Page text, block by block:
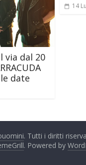
via dal 20
le date
14
. Tutti i diritti
. Powered by